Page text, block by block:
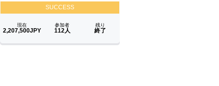
SUCCESS
現在
2,207,500JPY
参加者
112人
残り
終了